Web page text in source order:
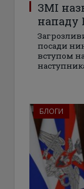
ЗМІ
нападу
посади
вступом
БЛОГИ